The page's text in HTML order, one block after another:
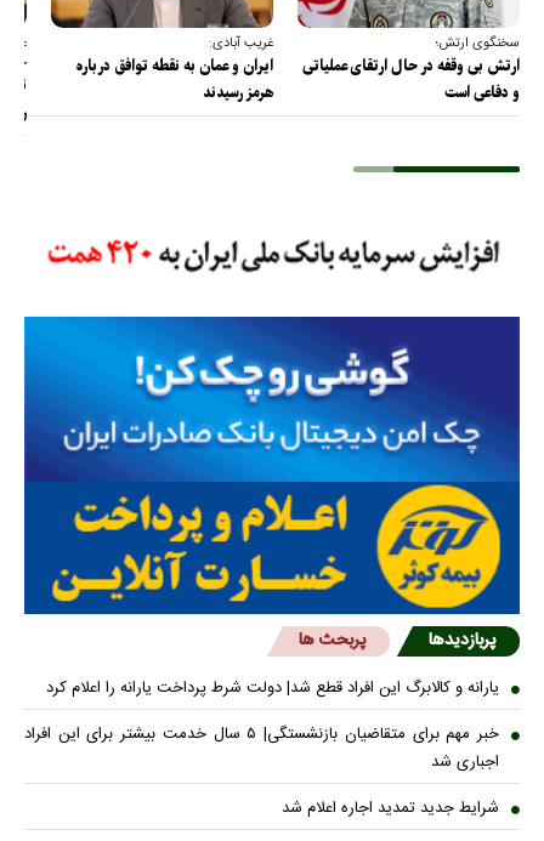
سخنگوی ارتش؛
ارتش بی وقفه در حال ارتقای عملیاتی
و دفاعی است
غریب آبادی:
ایران و عمان به نقطه توافق درباره
هرمز رسیدند
عضو
را
پربازدیدها پربحث ها
یارانه و کالابرگ این افراد قطع شد| دولت شرط پرداخت یارانه را اعلام کرد
خبر مهم برای متقاضیان بازنشستگی| ۵ سال خدمت بیشتر برای این افراد
اجباری شد
شرایط جدید تمدید اجاره اعلام شد